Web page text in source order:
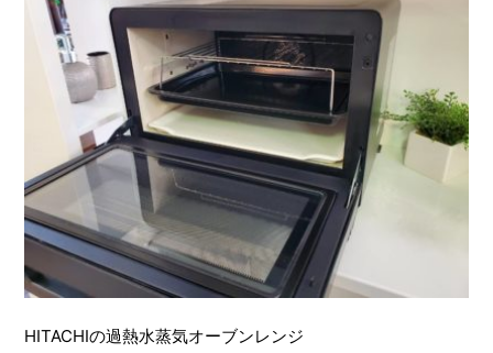
HITACHIの過熱水蒸気オーブンレンジ